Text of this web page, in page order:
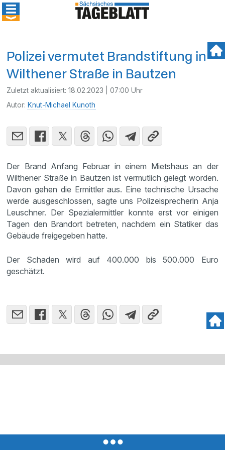
Polizei vermutet Brandstiftung in
Wilthener Straße in Bautzen
Zuletzt aktualisiert:18.02.2023 | 07:00 Uhr
Autor: Knut-Michael Kunoth
Der Brand Anfang Februar in einem Mietshaus an der
Wilthener Straße in Bautzen ist vermutlich gelegt worden.
Davon gehen die Ermittler aus. Eine technische Ursache
werde ausgeschlossen, sagte uns Polizeisprecherin Anja
Leuschner. Der Spezialermittler konnte erst vor einigen
Tagen den Brandort betreten, nachdem ein Statiker das
Gebäude freigegeben hatte.
Der Schaden wird auf 400.000 bis 500.000 Euro
geschätzt.